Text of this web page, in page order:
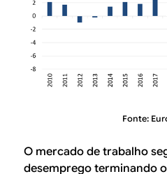
Fonte:
O mercado de trabalho
desemprego terminando